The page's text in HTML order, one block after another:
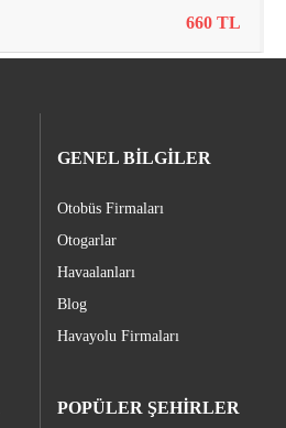
660 TL
GENEL BİLGİLER
Otobüs Firmaları
Otogarlar
Havaalanları
Blog
Havayolu Firmaları
POPÜLER ŞEHİRLER